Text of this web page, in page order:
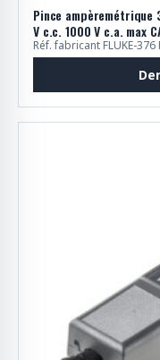
Pince ampèremétrique
V c.c. 1000 V c.a. max
Réf. fabricant FLUKE-376